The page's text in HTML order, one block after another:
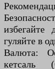
гуляйте в
Валюта:
кетсаль